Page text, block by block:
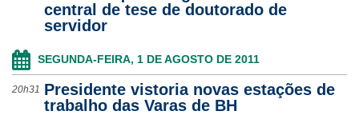
central de tese de doutorado de
servidor
SEGUNDA-FEIRA, 1 DE AGOSTO DE 2011
20h31 Presidente vistoria novas estações de
trabalho das Varas de BH